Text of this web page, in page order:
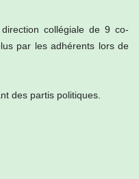
collégiale de 9 co-
par les adhérents lors de
des partis politiques.